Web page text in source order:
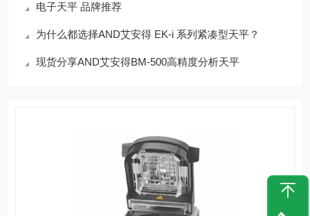
电子天平 品牌推荐
为什么都选择AND艾安得 EK-i 系列紧凑型天平？
现货分享AND艾安得BM-500高精度分析天平